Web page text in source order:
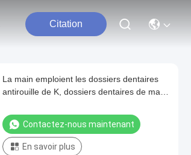
Citation
La main emploient les dossiers dentaires
antirouille de K, dossiers dentaires de main
Contactez-nous maintenant
En savoir plus